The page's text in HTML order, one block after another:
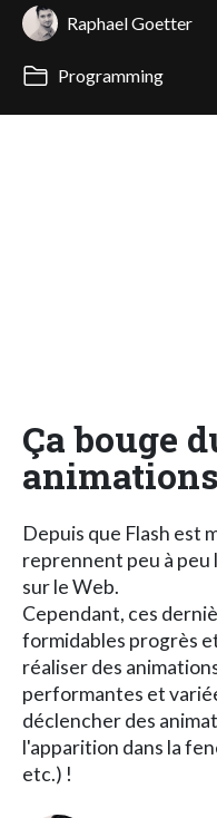
Raphael Goetter
Programming
Ça bouge
animations
Depuis que Flash est
reprennent peu à peu
sur le Web.
Cependant, ces
formidables progrès
réaliser des
performantes et
déclencher des
l'apparition dans la
etc.) !